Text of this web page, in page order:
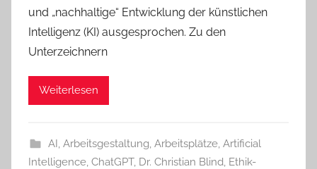
und „nachhaltige“ Entwicklung der künstlichen
Intelligenz (KI) ausgesprochen. Zu den
Unterzeichnern
Weiterlesen
AI, Arbeitsgestaltung, Arbeitsplätze, Artificial
Intelligence, ChatGPT, Dr. Christian Blind, Ethik-